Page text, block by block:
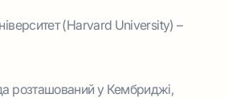
(Harvard University) –
розташований у Кембриджі,